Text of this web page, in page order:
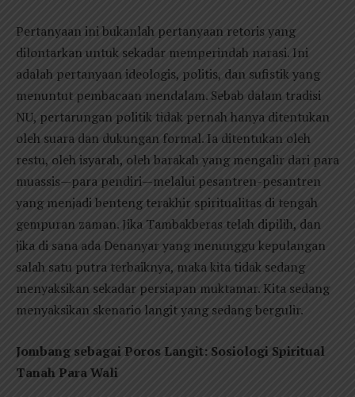
Pertanyaan ini bukanlah pertanyaan retoris yang
dilontarkan untuk sekadar memperindah narasi. Ini
adalah pertanyaan ideologis, politis, dan sufistik yang
menuntut pembacaan mendalam. Sebab dalam tradisi
NU, pertarungan politik tidak pernah hanya ditentukan
oleh suara dan dukungan formal. Ia ditentukan oleh
restu, oleh isyarah, oleh barakah yang mengalir dari para
muassis—para pendiri—melalui pesantren-pesantren
yang menjadi benteng terakhir spiritualitas di tengah
gempuran zaman. Jika Tambakberas telah dipilih, dan
jika di sana ada Denanyar yang menunggu kepulangan
salah satu putra terbaiknya, maka kita tidak sedang
menyaksikan sekadar persiapan muktamar. Kita sedang
menyaksikan skenario langit yang sedang bergulir.
Jombang sebagai Poros Langit: Sosiologi Spiritual
Tanah Para Wali